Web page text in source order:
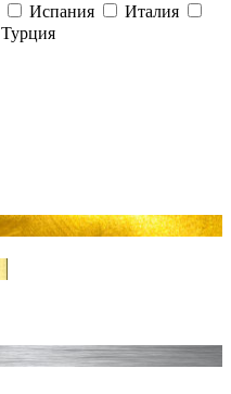
Испания
Италия
Турция